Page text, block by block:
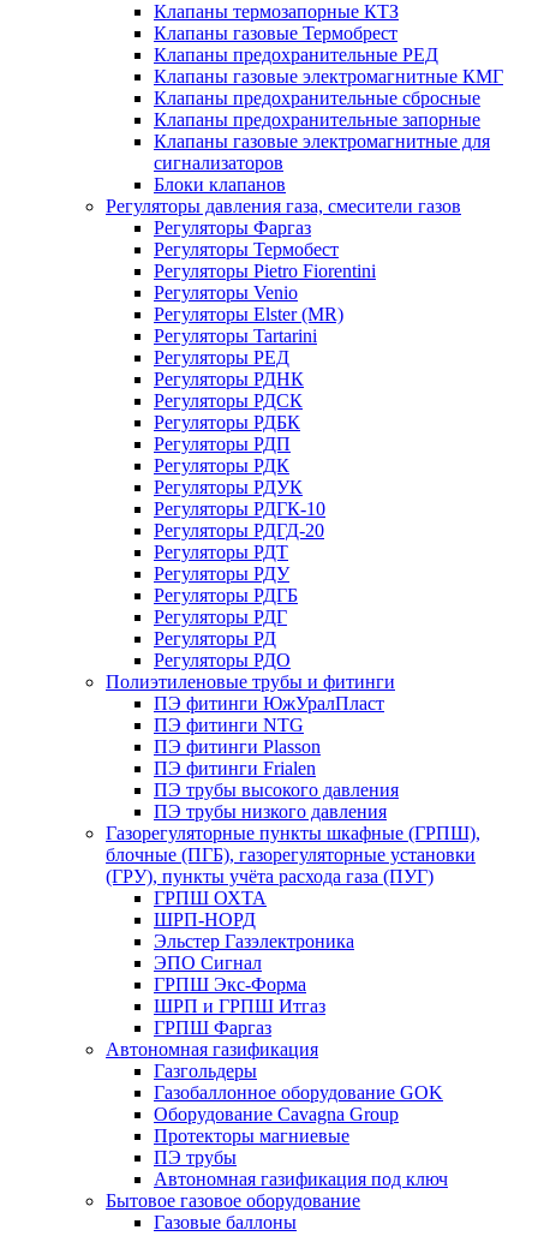
Клапаны термозапорные КТЗ
Клапаны газовые Термобрест
Клапаны предохранительные РЕД
Клапаны газовые электромагнитные КМГ
Клапаны предохранительные сбросные
Клапаны предохранительные запорные
Клапаны газовые электромагнитные для
сигнализаторов
Блоки клапанов
Регуляторы давления газа, смесители газов
Регуляторы Фаргаз
Регуляторы Термобест
Регуляторы Pietro Fiorentini
Регуляторы Venio
Регуляторы Elster (MR)
Регуляторы Tartarini
Регуляторы РЕД
Регуляторы РДНК
Регуляторы РДСК
Регуляторы РДБК
Регуляторы РДП
Регуляторы РДК
Регуляторы РДУК
Регуляторы РДГК-10
Регуляторы РДГД-20
Регуляторы РДТ
Регуляторы РДУ
Регуляторы РДГБ
Регуляторы РДГ
Регуляторы РД
Регуляторы РДО
Полиэтиленовые трубы и фитинги
ПЭ фитинги ЮжУралПласт
ПЭ фитинги NTG
ПЭ фитинги Plasson
ПЭ фитинги Frialen
ПЭ трубы высокого давления
ПЭ трубы низкого давления
Газорегуляторные пункты шкафные (ГРПШ),
блочные (ПГБ), газорегуляторные установки
(ГРУ), пункты учёта расхода газа (ПУГ)
ГРПШ ОХТА
ШРП-НОРД
Эльстер Газэлектроника
ЭПО Сигнал
ГРПШ Экс-Форма
ШРП и ГРПШ Итгаз
ГРПШ Фаргаз
Автономная газификация
Газгольдеры
Газобаллонное оборудование GOK
Оборудование Cavagna Group
Протекторы магниевые
ПЭ трубы
Автономная газификация под ключ
Бытовое газовое оборудование
Газовые баллоны